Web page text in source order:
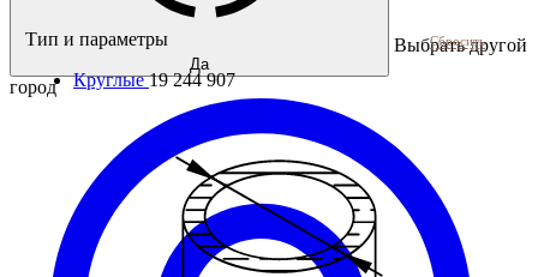
Да
Выбрать другой
город
Тип и параметры Сбросить
Круглые19 244 907